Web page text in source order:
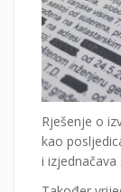
Rješenje o
kao
i